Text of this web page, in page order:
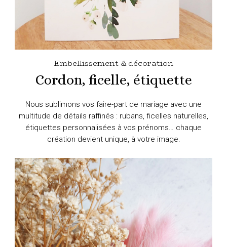
Embellissement & décoration
Cordon, ficelle, étiquette
Nous sublimons vos faire-part de mariage avec une
multitude de détails raffinés : rubans, ficelles naturelles,
étiquettes personnalisées à vos prénoms… chaque
création devient unique, à votre image.